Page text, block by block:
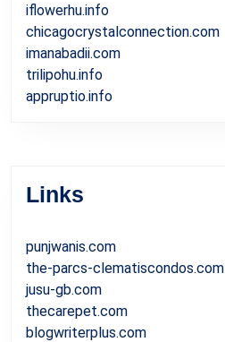
iflowerhu.info
chicagocrystalconnection.com
imanabadii.com
trilipohu.info
appruptio.info
Links
punjwanis.com
the-parcs-clematiscondos.com
jusu-gb.com
thecarepet.com
blogwriterplus.com